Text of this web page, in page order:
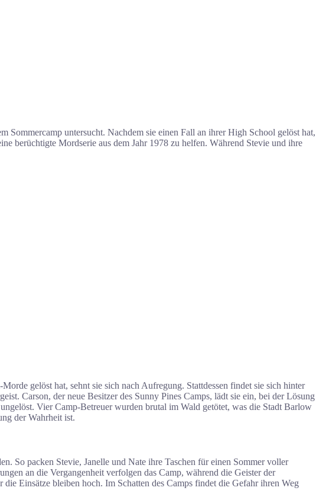
untersucht. Nachdem sie einen Fall an ihrer High School gelöst hat,
berüchtigte Mordserie aus dem Jahr 1978 zu helfen. Während Stevie und ihre
gelöst hat, sehnt sie sich nach Aufregung. Stattdessen findet sie sich hinter
Carson, der neue Besitzer des Sunny Pines Camps, lädt sie ein, bei der Lösung
Vier Camp-Betreuer wurden brutal im Wald getötet, was die Stadt Barlow
der Wahrheit ist.
So packen Stevie, Janelle und Nate ihre Taschen für einen Sommer voller
an die Vergangenheit verfolgen das Camp, während die Geister der
Einsätze bleiben hoch. Im Schatten des Camps findet die Gefahr ihren Weg